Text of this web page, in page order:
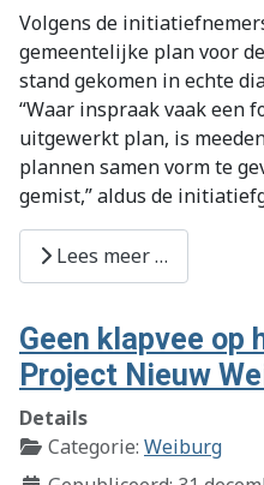
Volgens de
gemeentelijke plan voor
stand gekomen in echte
“Waar inspraak vaak een
uitgewerkt plan, is
plannen samen vorm te
gemist,” aldus de
Lees meer …
Geen klapvee op
Project Nieuw
Details
Categorie: Weiburg